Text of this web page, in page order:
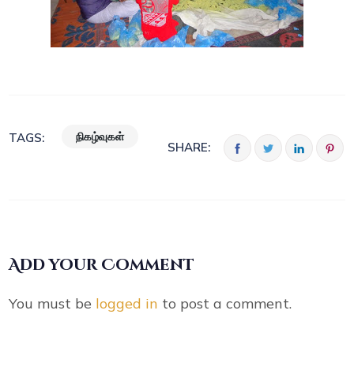
TAGS: நிகழ்வுகள்
SHARE:
Add your Comment
You must be logged in to post a comment.